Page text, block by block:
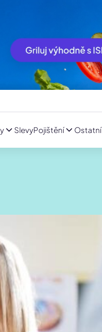
SlevyPojištění Ostatní